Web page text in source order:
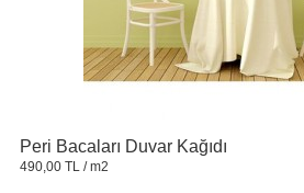
Peri Bacaları Duvar Kağıdı
490,00 TL / m2